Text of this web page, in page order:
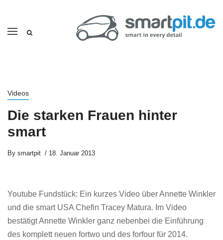
Videos
Die starken Frauen hinter
smart
By smartpit 18. Januar 2013
Youtube Fundstück: Ein kurzes Video über Annette Winkler
und die smart USA Chefin Tracey Matura. Im Video
bestätigt Annette Winkler ganz nebenbei die Einführung
des komplett neuen fortwo und des forfour für 2014.